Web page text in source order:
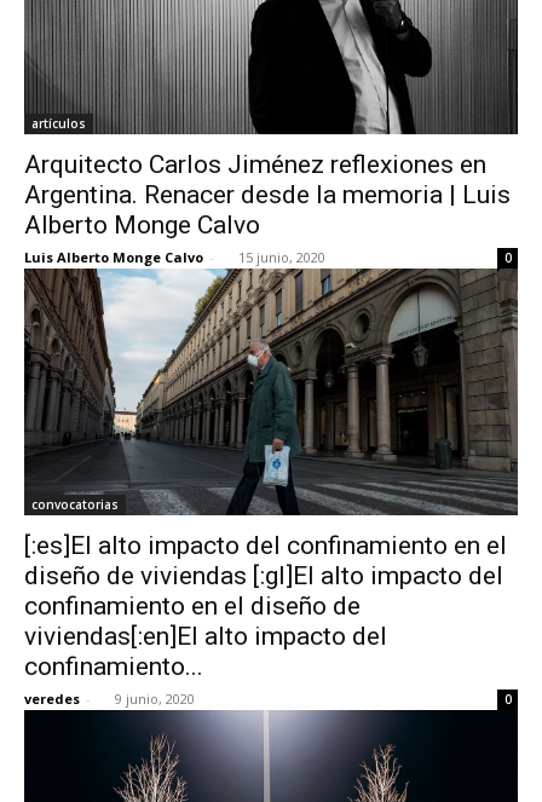
artículos
Arquitecto Carlos Jiménez reflexiones en
Argentina. Renacer desde la memoria | Luis
Alberto Monge Calvo
Luis Alberto Monge Calvo - 15 junio, 2020 0
convocatorias
[:es]El alto impacto del confinamiento en el
diseño de viviendas [:gl]El alto impacto del
confinamiento en el diseño de
viviendas[:en]El alto impacto del
confinamiento...
veredes - 9 junio, 2020 0